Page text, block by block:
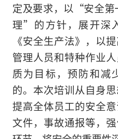
定及要求，以“安全第
理”的方针，展开深
《安全生产法》，以
管理人员和特种作业
质为目标，预防和减
的。本次培训从自身思
提高全体员工的安全
文件，事故通报等，